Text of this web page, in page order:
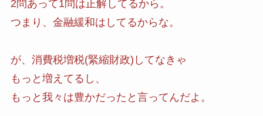
2問あって1問は正解してるから。
つまり、金融緩和はしてるからな。
が、消費税増税(緊縮財政)してなきゃ
もっと増えてるし、
もっと我々は豊かだったと言ってんだよ。